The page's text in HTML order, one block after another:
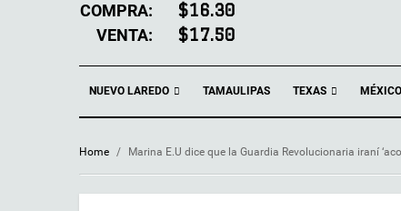
COMPRA: $16.30
VENTA: $17.50
NUEVO LAREDO TAMAULIPAS TEXAS MÉXICO
Home / Marina E.U dice que la Guardia Revolucionaria iraní